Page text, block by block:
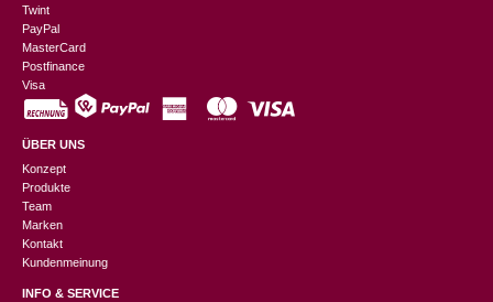
Twint
PayPal
MasterCard
Postfinance
Visa
ÜBER UNS
Konzept
Produkte
Team
Marken
Kontakt
Kundenmeinung
INFO & SERVICE